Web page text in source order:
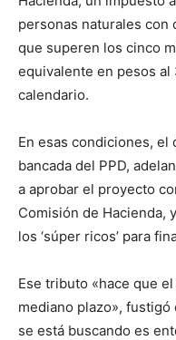
personas naturales con
que superen los cinco
equivalente en pesos al
calendario.
En esas condiciones, el
bancada del PPD,
a aprobar el proyecto
Comisión de Hacienda,
los ‘súper ricos’ para
Ese tributo «hace que
mediano plazo», fustigó
se está buscando es